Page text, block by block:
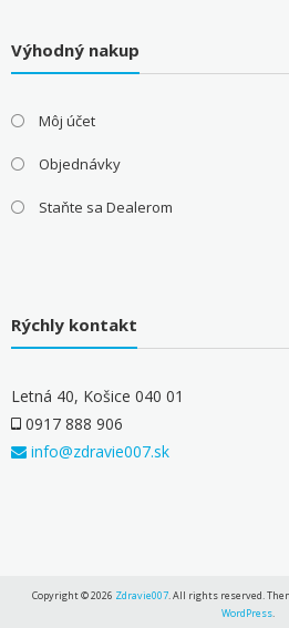
Výhodný nakup
Môj účet
Objednávky
Staňte sa Dealerom
Rýchly kontakt
Letná 40, Košice 040 01
0917 888 906
info@zdravie007.sk
Copyright © 2026 Zdravie007. All rights reserved.
WordPress.